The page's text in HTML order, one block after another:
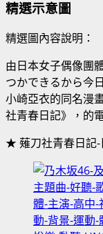
精選示意圖
精選圖內容說明：
由日本女子偶像團
つかできるから今
小崎亞衣的同名漫
社青春日記》，的
★ 薙刀社青春日記-